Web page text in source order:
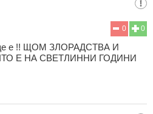
0
0
ще е !! ЩОМ ЗЛОРАДСТВА И
Е НА СВЕТЛИННИ ГОДИНИ